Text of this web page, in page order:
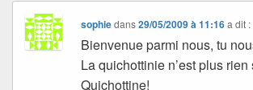
sophiedans29/05/2009 à 11:16 a dit :
Bienvenue parmi nous, tu
La quichottinie n’est plus rien
Quichottine!